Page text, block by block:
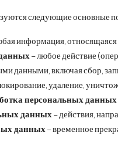
следующие основные
информация,
– любое действие
данными, включая сбор,
удаление,
персональных данных
данных – действия,
данных – временное